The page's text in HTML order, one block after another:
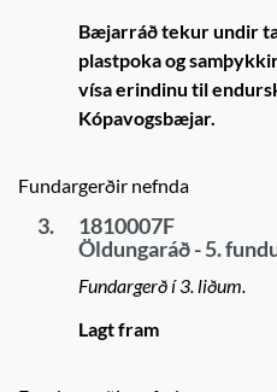
Bæjarráð tekur undir
plastpoka og
vísa erindinu til
Kópavogsbæjar.
Fundargerðir nefnda
3.
1810007F
Öldungaráð - 5.
Fundargerð í 3. liðum.
Lagt fram